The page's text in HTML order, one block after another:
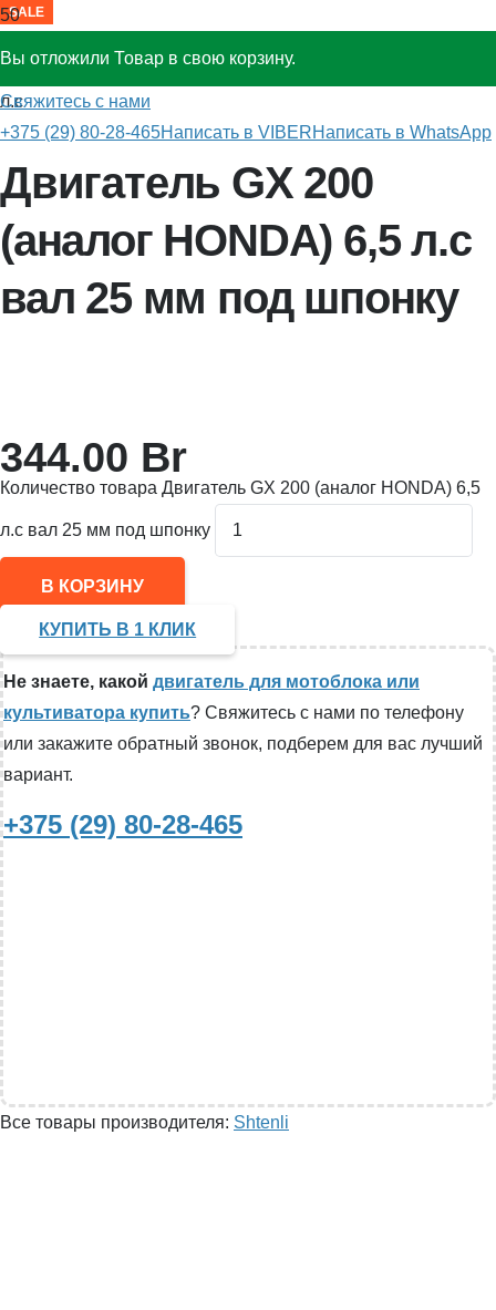
Вы отложили Товар в свою корзину.
Свяжитесь с нами
+375 (29) 80-28-465Написать в VIBERНаписать в WhatsApp
Главная»Бензиновые двигатели»
л.с
Двигатель GX 200
(аналог HONDA) 6,5 л.с
вал 25 мм под шпонку
344.00 Br
Количество товара Двигатель GX 200 (аналог HONDA) 6,5
л.с вал 25 мм под шпонку
В КОРЗИНУ
КУПИТЬ В 1 КЛИК
Не знаете, какой двигатель для мотоблока или
культиватора купить? Свяжитесь с нами по телефону
или закажите обратный звонок, подберем для вас лучший
вариант.
+375 (29) 80-28-465
Все товары производителя: Shtenli
SALE
SALE
SALE
SALE
SALE
SALE
SALE